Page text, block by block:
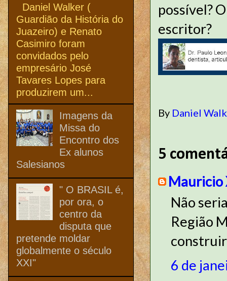
possível?
escritor?
By Daniel
5
Mauricio
Não
Região
6 de
Daniel Walker (
Guardião da História do
Juazeiro) e Renato
Casimiro foram
convidados pelo
empresário José
Tavares Lopes para
produzirem um...
Imagens da
Missa do
Encontro dos
Ex alunos
Salesianos
" O BRASIL é,
por ora, o
centro da
disputa que
pretende moldar
globalmente o século
XXI"